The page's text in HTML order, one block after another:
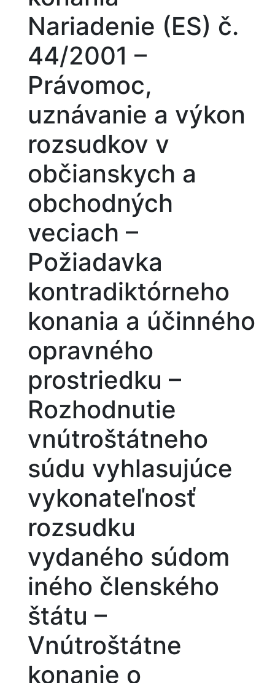
Nariadenie (ES) č.
44/2001 –
Právomoc,
uznávanie a výkon
rozsudkov v
občianskych a
obchodných
veciach –
Požiadavka
kontradiktórneho
konania a účinného
opravného
prostriedku –
Rozhodnutie
vnútroštátneho
súdu vyhlasujúce
vykonateľnosť
rozsudku
vydaného súdom
iného členského
štátu –
Vnútroštátne
konanie o